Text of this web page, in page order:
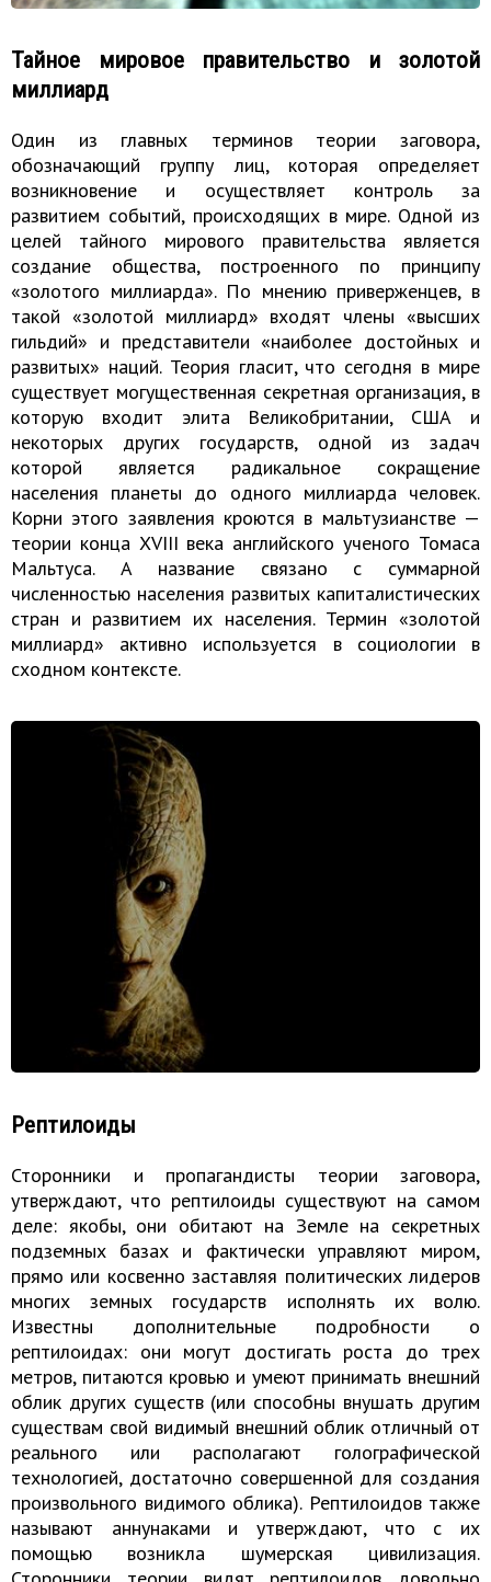
Тайное мировое правительство и золотой
миллиард
Один из главных терминов теории заговора,
обозначающий группу лиц, которая определяет
возникновение и осуществляет контроль за
развитием событий, происходящих в мире. Одной из
целей тайного мирового правительства является
создание общества, построенного по принципу
«золотого миллиарда». По мнению приверженцев, в
такой «золотой миллиард» входят члены «высших
гильдий» и представители «наиболее достойных и
развитых» наций. Теория гласит, что сегодня в мире
существует могущественная секретная организация, в
которую входит элита Великобритании, США и
некоторых других государств, одной из задач
которой является радикальное сокращение
населения планеты до одного миллиарда человек.
Корни этого заявления кроются в мальтузианстве —
теории конца XVIII века английского ученого Томаса
Мальтуса. А название связано с суммарной
численностью населения развитых капиталистических
стран и развитием их населения. Термин «золотой
миллиард» активно используется в социологии в
сходном контексте.
Рептилоиды
Сторонники и пропагандисты теории заговора,
утверждают, что рептилоиды существуют на самом
деле: якобы, они обитают на Земле на секретных
подземных базах и фактически управляют миром,
прямо или косвенно заставляя политических лидеров
многих земных государств исполнять их волю.
Известны дополнительные подробности о
рептилоидах: они могут достигать роста до трех
метров, питаются кровью и умеют принимать внешний
облик других существ (или способны внушать другим
существам свой видимый внешний облик отличный от
реального или располагают голографической
технологией, достаточно совершенной для создания
произвольного видимого облика). Рептилоидов также
называют аннунаками и утверждают, что с их
помощью возникла шумерская цивилизация.